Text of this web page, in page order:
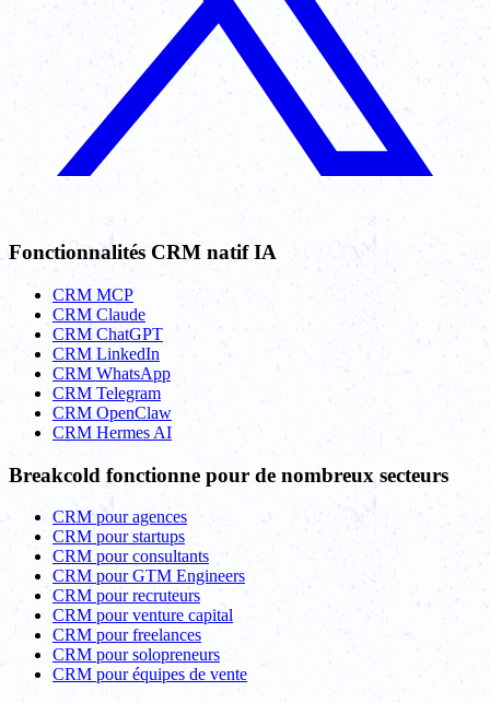
Fonctionnalités CRM natif IA
CRM MCP
CRM Claude
CRM ChatGPT
CRM LinkedIn
CRM WhatsApp
CRM Telegram
CRM OpenClaw
CRM Hermes AI
Breakcold fonctionne pour de nombreux secteurs
CRM pour agences
CRM pour startups
CRM pour consultants
CRM pour GTM Engineers
CRM pour recruteurs
CRM pour venture capital
CRM pour freelances
CRM pour solopreneurs
CRM pour équipes de vente